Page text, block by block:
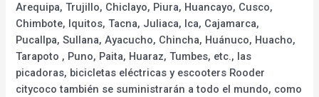
Arequipa, Trujillo, Chiclayo, Piura, Huancayo, Cusco,
Chimbote, Iquitos, Tacna, Juliaca, Ica, Cajamarca,
Pucallpa, Sullana, Ayacucho, Chincha, Huánuco, Huacho,
Tarapoto , Puno, Paita, Huaraz, Tumbes, etc., las
picadoras, bicicletas eléctricas y escooters Rooder
citycoco también se suministrarán a todo el mundo, como